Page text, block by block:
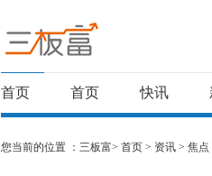
首页 首页 快讯
您当前的位置 ： 三板富> 首页 > 资讯 > 焦点